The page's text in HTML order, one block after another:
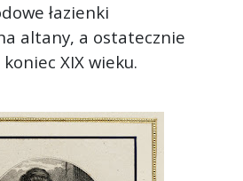
łazienki
altany, a ostatecznie
XIX wieku.